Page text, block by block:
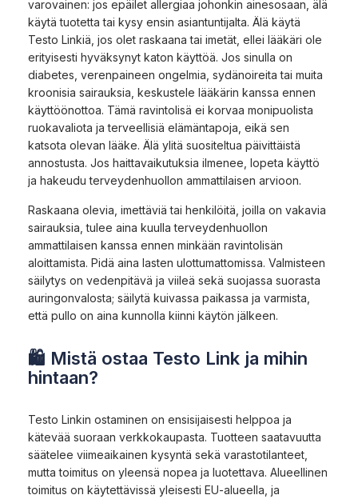
varovainen: jos epäilet allergiaa johonkin ainesosaan, älä
käytä tuotetta tai kysy ensin asiantuntijalta. Älä käytä
Testo Linkiä, jos olet raskaana tai imetät, ellei lääkäri ole
erityisesti hyväksynyt katon käyttöä. Jos sinulla on
diabetes, verenpaineen ongelmia, sydänoireita tai muita
kroonisia sairauksia, keskustele lääkärin kanssa ennen
käyttöönottoa. Tämä ravintolisä ei korvaa monipuolista
ruokavaliota ja terveellisiä elämäntapoja, eikä sen
katsota olevan lääke. Älä ylitä suositeltua päivittäistä
annostusta. Jos haittavaikutuksia ilmenee, lopeta käyttö
ja hakeudu terveydenhuollon ammattilaisen arvioon.
Raskaana olevia, imettäviä tai henkilöitä, joilla on vakavia
sairauksia, tulee aina kuulla terveydenhuollon
ammattilaisen kanssa ennen minkään ravintolisän
aloittamista. Pidä aina lasten ulottumattomissa. Valmisteen
säilytys on vedenpitävä ja viileä sekä suojassa suorasta
auringonvalosta; säilytä kuivassa paikassa ja varmista,
että pullo on aina kunnolla kiinni käytön jälkeen.
🛍 Mistä ostaa Testo Link ja mihin
hintaan?
Testo Linkin ostaminen on ensisijaisesti helppoa ja
kätevää suoraan verkkokaupasta. Tuotteen saatavuutta
säätelee viimeaikainen kysyntä sekä varastotilanteet,
mutta toimitus on yleensä nopea ja luotettava. Alueellinen
toimitus on käytettävissä yleisesti EU-alueella, ja